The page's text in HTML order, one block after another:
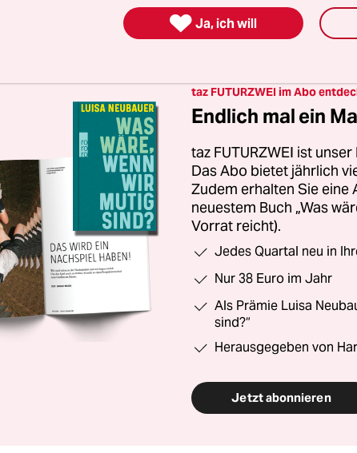
taz FUTURZWEI im Abo
Endlich mal ein
taz FUTURZWEI ist
Das Abo bietet jährlich
Zudem erhalten Sie eine
neuestem Buch „Was
Vorrat reicht).
Jedes Quartal neu in
Nur 38 Euro im Jahr
Als Prämie Luisa
sind?“
Herausgegeben von
Jetzt abonnieren
 Ja, ich will